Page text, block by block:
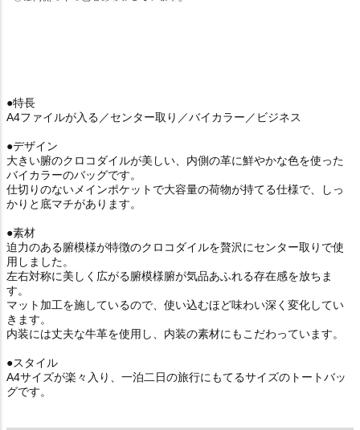
●特長
A4ファイルが入る／センター取り／バイカラー／ビジネス
●デザイン
大きい腑のクロコダイルが美しい、内側の革に鮮やかな色を使った
バイカラーのバッグです。
仕切りのないメインポケットで大容量の荷物が持てる仕様で、しっ
かりと底マチがあります。
●素材
迫力のある腑模様が特徴のクロコダイルを贅沢にセンター取りで使
用しました。
左右対称に美しく広がる腑模様腑が気品あふれる存在感を放ちま
す。
マット加工を施しているので、使い込むほど味わい深く変化してい
きます。
内装には丈夫な牛革を使用し、内装の素材にもこだわっています。
●スタイル
A4サイズが楽々入り、一泊二日の旅行にもてるサイズのトートバッ
グです。